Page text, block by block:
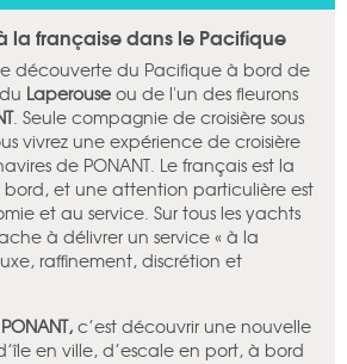
la française dans le Pacifique
découverte du Pacifique à bord de
Laperouse ou de l'un des fleurons
. Seule compagnie de croisière sous
vivrez une expérience de croisière
de PONANT. Le français est la
et une attention particulière est
et au service. Sur tous les yachts
à délivrer un service « à la
raffinement, discrétion et
c’est découvrir une nouvelle
en ville, d’escale en port, à bord